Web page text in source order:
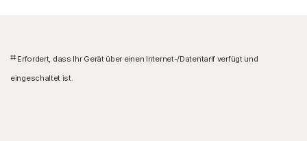
‡‡Erfordert, dass Ihr Gerät über einen Internet-/Datentarif verfügt und
eingeschaltet ist.